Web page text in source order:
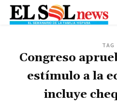
TAG
Congreso
estímulo a la
incluye